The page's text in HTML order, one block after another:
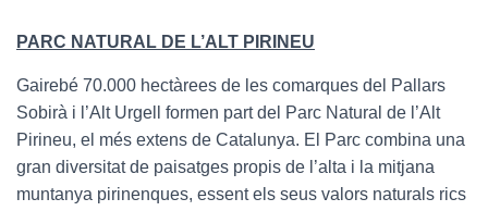
PARC NATURAL DE L’ALT PIRINEU
Gairebé 70.000 hectàrees de les comarques del Pallars
Sobirà i l’Alt Urgell formen part del Parc Natural de l’Alt
Pirineu, el més extens de Catalunya. El Parc combina una
gran diversitat de paisatges propis de l’alta i la mitjana
muntanya pirinenques, essent els seus valors naturals rics